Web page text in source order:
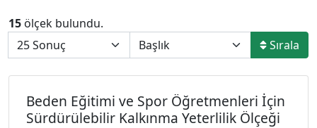
15 ölçek bulundu.
Sırala
Beden Eğitimi ve Spor Öğretmenleri İçin
Sürdürülebilir Kalkınma Yeterlilik Ölçeği